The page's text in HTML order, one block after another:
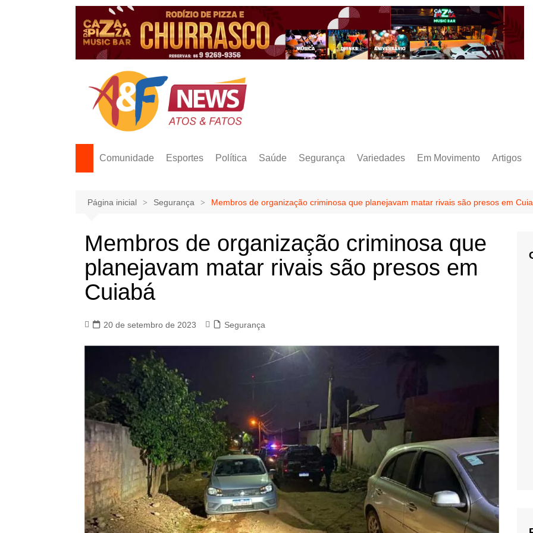
Comunidade Esportes Política Saúde Segurança Variedades Em Movimento Artigos
Página inicial Segurança Membros de organização criminosa que planejavam matar rivais são presos em
Membros de organização criminosa que
planejavam matar rivais são presos em
Cuiabá
20 de setembro de 2023 Segurança